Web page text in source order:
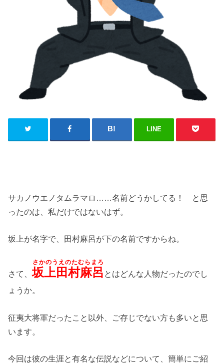
LINE
サカノウエノタムラマロ……名前どうかしてる！ と思
ったのは、私だけではないはず。
坂上が名字で、田村麻呂が下の名前ですからね。
さて、坂上田村麻呂
さかのうえのたむらまろ
とはどんな人物だったのでし
ょうか。
征夷大将軍だったこと以外、ご存じでない方も多いと思
います。
今回は彼の生涯と有名な伝説などについて、簡単にご紹